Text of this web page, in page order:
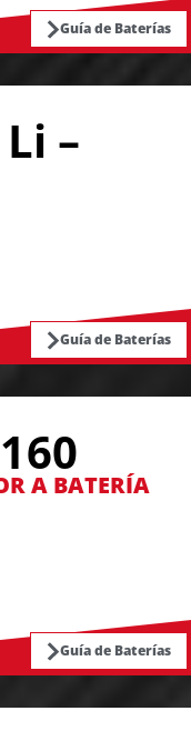
Guía de Baterías
–
Guía de Baterías
A BATERÍA
Guía de Baterías